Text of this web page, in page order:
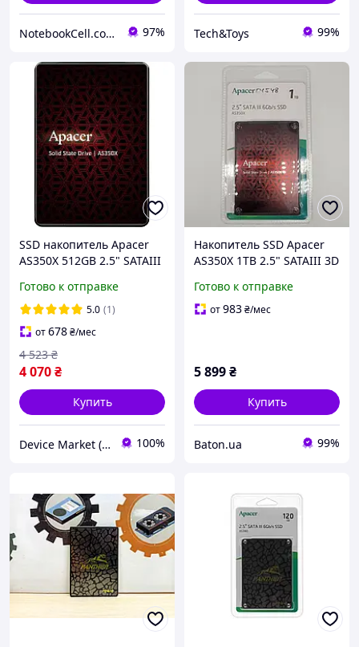
NotebookCell.com.ua 97% Tech&Toys 99%
SSD накопитель Apacer
AS350X 512GB 2.5" SATAIII
Готово к отправке
5.0 (1)
от678₴/мес
4 070₴
4 523 ₴
Купить
Device Market (DM) 100%
Накопитель SSD Apacer
AS350X 1TB 2.5" SATAIII 3D
Готово к отправке
от983₴/мес
5 899₴
Купить
Baton.ua 99%